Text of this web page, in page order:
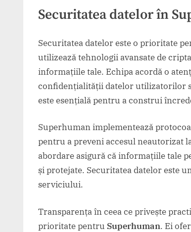
Securitatea datelor în
Securitatea datelor este o prioritate
utilizează tehnologii avansate de
informațiile tale. Echipa acordă o
confidențialității datelor utilizatorilor
este esențială pentru a construi
Superhuman implementează
pentru a preveni accesul neautorizat
abordare asigură că informațiile tale
și protejate. Securitatea datelor este
serviciului.
Transparența în ceea ce privește
prioritate pentru Superhuman. Ei